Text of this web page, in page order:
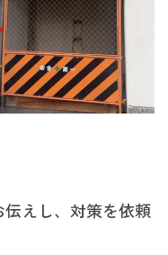
えし、対策を依頼